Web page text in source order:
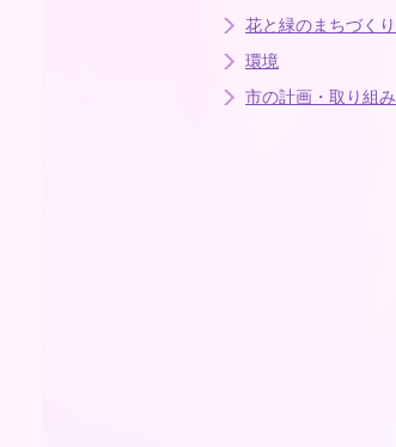
花と緑のまちづくり
環境
市の計画・取り組み